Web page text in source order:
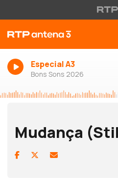
Especial A3
Bons Sons 2026
Mudança